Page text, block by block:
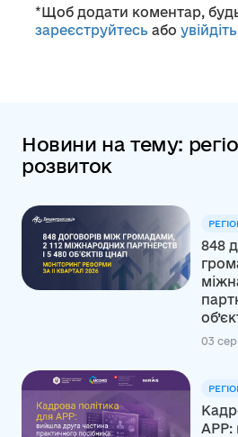
*Щоб додати коментар,
зареєструйтесь або увійдіть
Новини на тему:
розвиток
848
03
АРР: